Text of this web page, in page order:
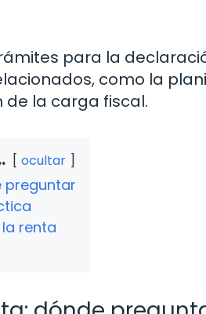
para la
como la
de la carga fiscal.
ocultar
preguntar
renta